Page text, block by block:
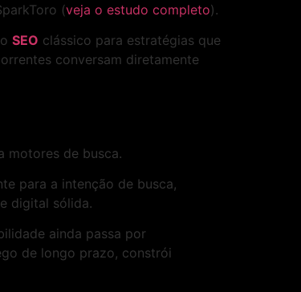
(veja o estudo completo).
SEO clássico para estratégias que
conversam diretamente
motores de busca.
para a intenção de busca,
digital sólida.
ainda passa por
de longo prazo, constrói